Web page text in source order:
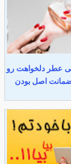
عطر دلخواهت رو
اصل بودن